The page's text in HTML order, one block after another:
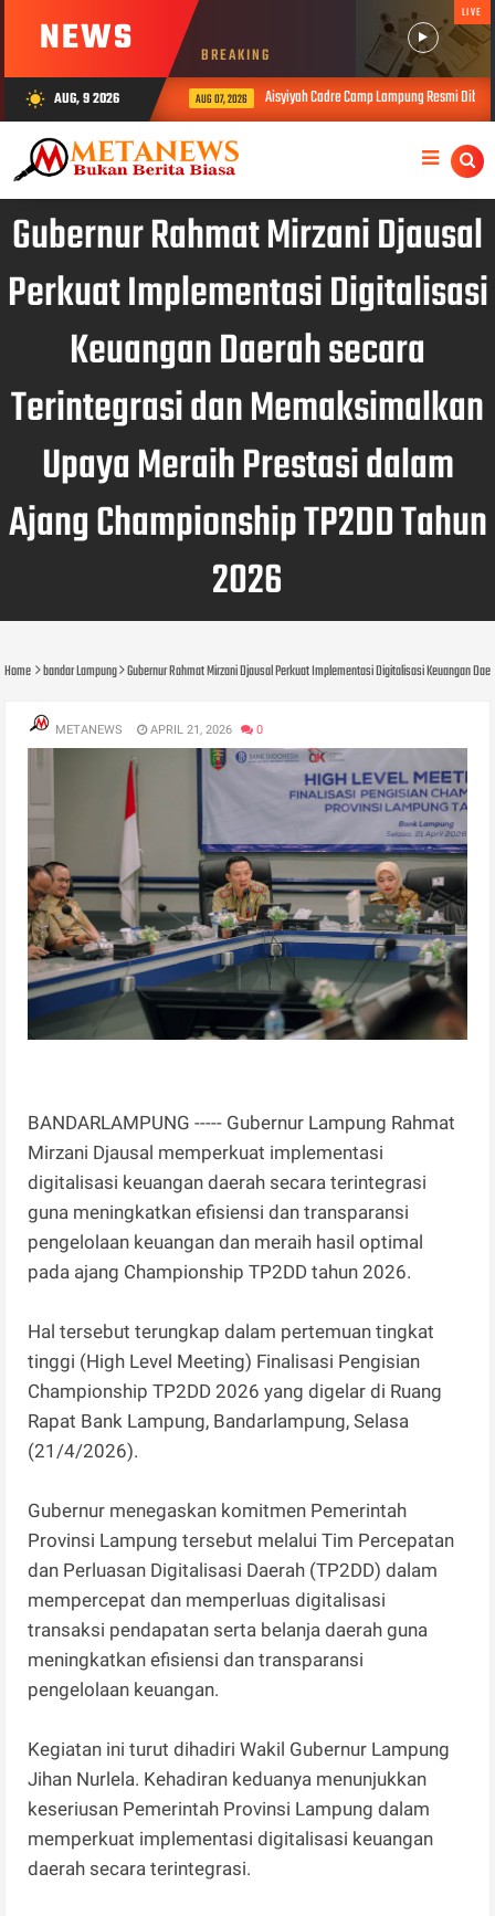
NEWS BREAKING
LIVE
wb_sunny AUG, 9 2026 AUG 07, 2026 Aisyiyah Cadre Camp Lampung Resmi Dibuka,
Gubernur Rahmat Mirzani Djausal
Perkuat Implementasi Digitalisasi
Keuangan Daerah secara
Terintegrasi dan Memaksimalkan
Upaya Meraih Prestasi dalam
Ajang Championship TP2DD Tahun
2026
Home bandar Lampung Gubernur Rahmat Mirzani Djausal Perkuat Implementasi Digitalisasi Keuangan
METANEWS APRIL 21, 2026 0
BANDARLAMPUNG ----- Gubernur Lampung Rahmat
Mirzani Djausal memperkuat implementasi
digitalisasi keuangan daerah secara terintegrasi
guna meningkatkan efisiensi dan transparansi
pengelolaan keuangan dan meraih hasil optimal
pada ajang Championship TP2DD tahun 2026.
Hal tersebut terungkap dalam pertemuan tingkat
tinggi (High Level Meeting) Finalisasi Pengisian
Championship TP2DD 2026 yang digelar di Ruang
Rapat Bank Lampung, Bandarlampung, Selasa
(21/4/2026).
Gubernur menegaskan komitmen Pemerintah
Provinsi Lampung tersebut melalui Tim Percepatan
dan Perluasan Digitalisasi Daerah (TP2DD) dalam
mempercepat dan memperluas digitalisasi
transaksi pendapatan serta belanja daerah guna
meningkatkan efisiensi dan transparansi
pengelolaan keuangan.
Kegiatan ini turut dihadiri Wakil Gubernur Lampung
Jihan Nurlela. Kehadiran keduanya menunjukkan
keseriusan Pemerintah Provinsi Lampung dalam
memperkuat implementasi digitalisasi keuangan
daerah secara terintegrasi.